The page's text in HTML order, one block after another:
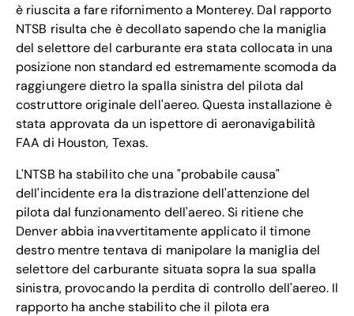
è riuscita a fare rifornimento a Monterey. Dal rapporto
NTSB risulta che è decollato sapendo che la maniglia
del selettore del carburante era stata collocata in una
posizione non standard ed estremamente scomoda da
raggiungere dietro la spalla sinistra del pilota dal
costruttore originale dell'aereo. Questa installazione è
stata approvata da un ispettore di aeronavigabilità
FAA di Houston, Texas.
L'NTSB ha stabilito che una "probabile causa"
dell'incidente era la distrazione dell'attenzione del
pilota dal funzionamento dell'aereo. Si ritiene che
Denver abbia inavvertitamente applicato il timone
destro mentre tentava di manipolare la maniglia del
selettore del carburante situata sopra la sua spalla
sinistra, provocando la perdita di controllo dell'aereo. Il
rapporto ha anche stabilito che il pilota era